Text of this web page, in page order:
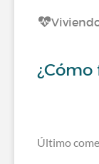
Último